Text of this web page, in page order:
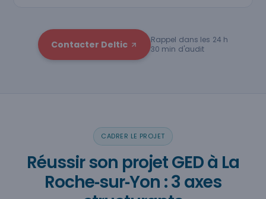
Contacter Deltic
Rappel dans les 24 h
30 min d'audit
CADRER LE PROJET
Réussir son projet GED à La
Roche‑sur‑Yon : 3 axes